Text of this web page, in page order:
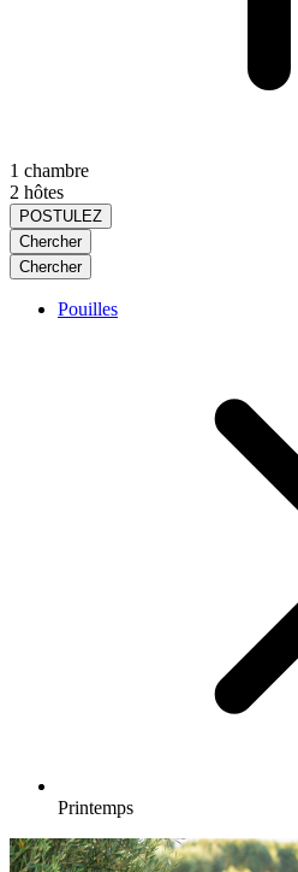
1 chambre
2 hôtes
POSTULEZ
Chercher
Chercher
Pouilles
Printemps